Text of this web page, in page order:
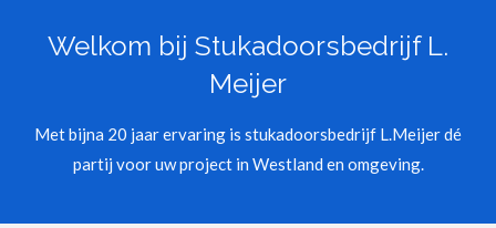
Welkom bij Stukadoorsbedrijf L.
Meijer
Met bijna 20 jaar ervaring is stukadoorsbedrijf L.Meijer dé
partij voor uw project in Westland en omgeving.